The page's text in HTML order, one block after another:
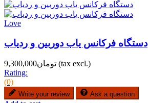
Love
دستگاه فرکانس یاب دوربین و ردیاب
تومان9,300,000 (tax excl.)
Rating:
(0)
Write your review Ask a question